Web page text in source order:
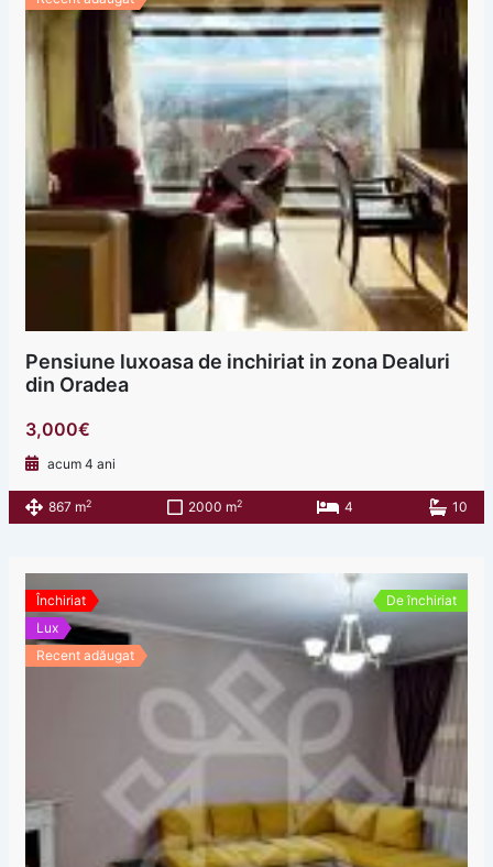
Pensiune luxoasa de inchiriat in zona Dealuri
din Oradea
3,000€
acum 4 ani
867 m2 2000 m2 4 10
Închiriat
Lux
Recent adăugat
De închiriat